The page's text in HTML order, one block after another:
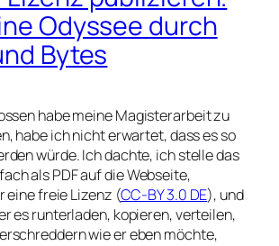
Odyssee durch
Bytes
habe meine Magisterarbeit zu
habe ich nicht erwartet, dass es so
würde. Ich dachte, ich stelle das
als PDF auf die Webseite,
eine freie Lizenz (CC-BY 3.0 DE), und
es runterladen, kopieren, verteilen,
wie er eben möchte,